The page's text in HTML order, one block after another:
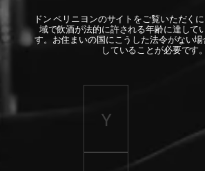
ドン ペリニヨンのサイトをご覧いただく
域で飲酒が法的に許される年齢に達して
す。お住まいの国にこうした法令がない
していることが必要です。